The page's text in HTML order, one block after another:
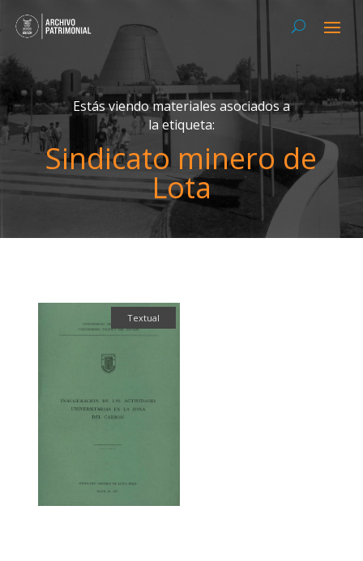
Estás viendo materiales asociados a
la etiqueta:
Sindicato minero de
Lota
Textual